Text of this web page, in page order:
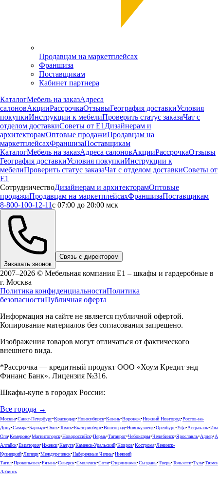
Продавцам на маркетплейсах
Франшиза
Поставщикам
Кабинет партнера
КаталогМебель на заказАдреса
салоновАкцииРассрочкаОтзывыГеография доставкиУсловия
покупкиИнструкции к мебелиПроверить статус заказаЧат с
отделом доставкиСоветы от Е1 Дизайнерам и
архитекторамОптовые продажиПродавцам на
маркетплейсахФраншизаПоставщикам
КаталогМебель на заказАдреса салоновАкцииРассрочкаОтзывы
География доставкиУсловия покупкиИнструкции к
мебелиПроверить статус заказаЧат с отделом доставкиСоветы от
Е1
СотрудничествоДизайнерам и архитекторамОптовые
продажиПродавцам на маркетплейсахФраншизаПоставщикам
8-800-100-12-11с 07:00 до 20:00 мск
Заказать звонок
Связь с директором
2007–2026 © Мебельная компания Е1 – шкафы и гардеробные в
г. Москва
Политика конфиденциальностиПолитика
безопасностиПубличная оферта
Информация на сайте не является публичной офертой.
Копирование материалов без согласования запрещено.
Изображения товаров могут отличаться от фактического
внешнего вида.
*Рассрочка — кредитный продукт ООО «Хоум Кредит энд
Финанс Банк». Лицензия №316.
Шкафы-купе в городах России:
Все города →
Москва•Санкт-Петербург•Краснодар•Новосибирск•Казань•Воронеж•Нижний Новгород•Ростов-на-
Дону•Самара•Барнаул•Омск•Томск•Екатеринбург•Волгоград•Новокузнецк•Оренбург•Уфа•Астрахань•
Ола•Кемерово•Магнитогорск•Новороссийск•Пермь•Таганрог•Чебоксары•Челябинск•Ярославль•Адлер•
Алтайск•Евпатория•Ижевск•Калуга•Каменск-Уральский•Ковров•Кострома•Ленинск-
Кузнецкий•Липецк•Междуреченск•Набережные Челны•Нижний
Тагил•Прокопьевск•Рязань•Северск•Смоленск•Сочи•Стерлитамак•Сызрань•Тверь•Тольятти•Тула•
Лабинск